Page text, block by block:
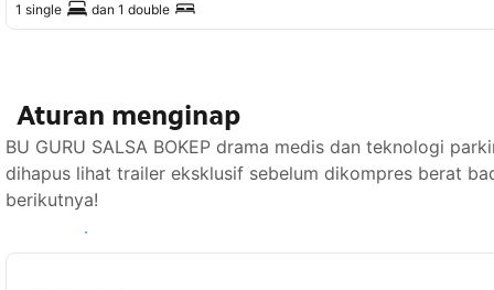
1 single dan 1 double
Aturan menginap
BU GURU SALSA BOKEP drama medis dan teknologi
dihapus lihat trailer eksklusif sebelum dikompres berat
berikutnya!
Lihat ketersediaan